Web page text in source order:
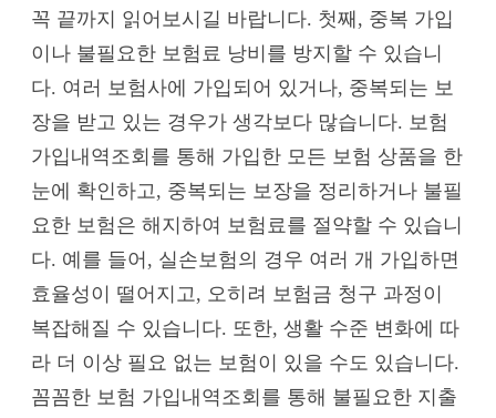
꼭 끝까지 읽어보시길 바랍니다. 첫째, 중복 가입
이나 불필요한 보험료 낭비를 방지할 수 있습니
다. 여러 보험사에 가입되어 있거나, 중복되는 보
장을 받고 있는 경우가 생각보다 많습니다. 보험
가입내역조회를 통해 가입한 모든 보험 상품을 한
눈에 확인하고, 중복되는 보장을 정리하거나 불필
요한 보험은 해지하여 보험료를 절약할 수 있습니
다. 예를 들어, 실손보험의 경우 여러 개 가입하면
효율성이 떨어지고, 오히려 보험금 청구 과정이
복잡해질 수 있습니다. 또한, 생활 수준 변화에 따
라 더 이상 필요 없는 보험이 있을 수도 있습니다.
꼼꼼한 보험 가입내역조회를 통해 불필요한 지출